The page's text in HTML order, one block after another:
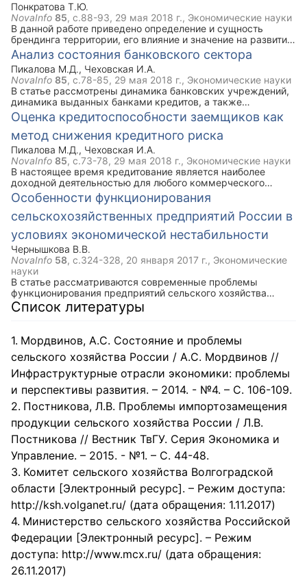
Понкратова Т.Ю.
NovaInfo 85, с.88-93, 29 мая 2018 г., Экономические науки
В данной работе приведено определение и сущность
брендинга территории, его влияние и значение на развитие
региона на инвестиционную привлекательность
последнего; а также особенности его формирования и
реализации..
Анализ состояния банковского сектора
Пикалова М.Д., Чеховская И.А.
NovaInfo 85, с.78-85, 29 мая 2018 г., Экономические науки
В статье рассмотрены динамика банковских учреждений,
динамика выданных банками кредитов, а также
процентные ставки по кредитам.
Оценка кредитоспособности заемщиков как
метод снижения кредитного риска
Пикалова М.Д., Чеховская И.А.
NovaInfo 85, с.73-78, 29 мая 2018 г., Экономические науки
В настоящее время кредитование является наиболее
доходной деятельностью для любого коммерческого
банка, но в то же время самой рисковой деятельностью,
так как всегда существует некоторая вероятность не
возврата по кредиту. В статье рассмотрены понятие
кредитного риска, понятие кредитоспособности. А также
представлена общая схема анализа кредитоспособности
заемщика.
Особенности функционирования
сельскохозяйственных предприятий России в
условиях экономической нестабильности
Чернышкова В.В.
NovaInfo 58, с.324-328, 20 января 2017 г., Экономические
науки
В статье рассматриваются современные проблемы
функционирования предприятий сельского хозяйства
Российской Федерации в условиях экономической
нестабильности. Проанализированы показатели
Список литературы
Мордвинов, А.С. Состояние и проблемы
сельского хозяйства России / А.С. Мордвинов //
Инфраструктурные отрасли экономики: проблемы
и перспективы развития. – 2014. - №4. – С. 106-109.
Постникова, Л.В. Проблемы импортозамещения
продукции сельского хозяйства России / Л.В.
Постникова // Вестник ТвГУ. Серия Экономика и
Управление. – 2015. - №1. – С. 44-48.
Комитет сельского хозяйства Волгоградской
области [Электронный ресурс]. – Режим доступа:
http://ksh.volganet.ru/ (дата обращения: 1.11.2017)
Министерство сельского хозяйства Российской
Федерации [Электронный ресурс]. – Режим
доступа: http://www.mcx.ru/ (дата обращения:
26.11.2017)